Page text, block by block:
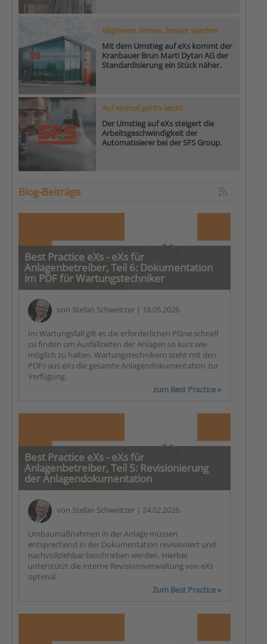
Migrieren, lernen, besser werden
Mit dem Umstieg auf eXs kommt der
Kranbauer Brun Marti Dytan AG der
Standardisierung ein Stück näher.
Auf einmal geht’s leicht
Der Umstieg auf eXs steigert die
Arbeitsgeschwindigkeit der
Automatisierer bei der SFS Group.
Blog-Beiträge
Best Practice eXs - eXs für
Anlagenbetreiber, Teil 6: Dokumentation
im PDF für Wartungstechniker
von Stefan Schweitzer | 18.05.2026
Im Wartungsfall gilt es die erforderlichen Pläne schnell
zu finden um Ausfallzeiten der Anlagen so kurz wie
möglich zu halten. Wartungstechnikern steht mit den
PDFs aus eXs die gesamte Anlagendokumentation zur
Verfügung.
zum Best Practice »
Best Practice eXs - eXs für
Anlagenbetreiber, Teil 5: Revisionierung
der Anlagendokumentation
von Stefan Schweitzer | 24.02.2026
Umbaumaßnahmen in der Anlage müssen
entsprechend in der Dokumentation revisioniert und
nachvollziehbar beschrieben werden. Hierbei
unterstützt die interne Revisionsverwaltung von eXs
optimal.
Zum Best Practice »